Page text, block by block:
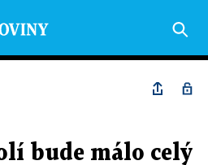
bude málo celý